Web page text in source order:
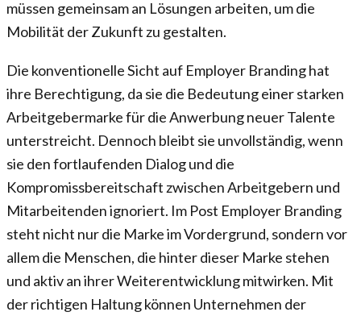
müssen gemeinsam an Lösungen arbeiten, um die
Mobilität der Zukunft zu gestalten.
Die konventionelle Sicht auf Employer Branding hat
ihre Berechtigung, da sie die Bedeutung einer starken
Arbeitgebermarke für die Anwerbung neuer Talente
unterstreicht. Dennoch bleibt sie unvollständig, wenn
sie den fortlaufenden Dialog und die
Kompromissbereitschaft zwischen Arbeitgebern und
Mitarbeitenden ignoriert. Im Post Employer Branding
steht nicht nur die Marke im Vordergrund, sondern vor
allem die Menschen, die hinter dieser Marke stehen
und aktiv an ihrer Weiterentwicklung mitwirken. Mit
der richtigen Haltung können Unternehmen der